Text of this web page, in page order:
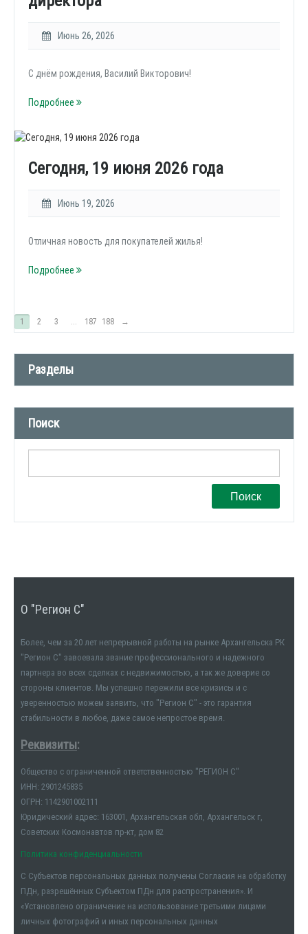
Июнь 26, 2026
С днём рождения, Василий Викторович!
Подробнее
Сегодня, 19 июня 2026 года
Июнь 19, 2026
Отличная новость для покупателей жилья!
Подробнее
1 2 3 ... 187 188 →
Разделы
Новости компании (509)
СМИ о нас (1)
Поиск
Поиск
О "Регион С"
Более, чем за 20 лет непрерывной работы на рынке Архангельска РК
"Регион С" завоевала звание профессионального и надежного
партнера во всех сделках с недвижимостью, а так же доверие со
стороны клиентов. Мы успешно пережили все кризисы и с
уверенностью можем заявить, что "Регион С" - это гарантия
стабильности в любое, даже самое непростое время.
Реквизиты:
Общество с ограниченной ответственностью "РЕГИОН С"
ИНН: 2901245835
ОГРН: 1142901002111
Юридический адрес: 163001, Архангельская обл, Архангельск г,
Советских Космонавтов пр-кт, дом 82
Политика конфиденциальности
С Субъектов персональных данных получены Согласия на обработку
ПДн, разрешённых Субъектом ПДн для распространения». И
«Установлено ограничение на использование третьими лицами
личных фотографий и иных персональных данных